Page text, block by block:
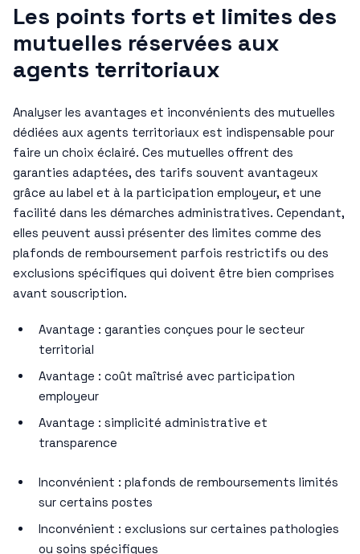
Les points forts et limites des
mutuelles réservées aux
agents territoriaux
Analyser les avantages et inconvénients des mutuelles
dédiées aux agents territoriaux est indispensable pour
faire un choix éclairé. Ces mutuelles offrent des
garanties adaptées, des tarifs souvent avantageux
grâce au label et à la participation employeur, et une
facilité dans les démarches administratives. Cependant,
elles peuvent aussi présenter des limites comme des
plafonds de remboursement parfois restrictifs ou des
exclusions spécifiques qui doivent être bien comprises
avant souscription.
Avantage : garanties conçues pour le secteur
territorial
Avantage : coût maîtrisé avec participation
employeur
Avantage : simplicité administrative et
transparence
Inconvénient : plafonds de remboursements limités
sur certains postes
Inconvénient : exclusions sur certaines pathologies
ou soins spécifiques